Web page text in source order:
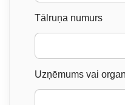
Tālruņa numurs
Uzņēmums vai